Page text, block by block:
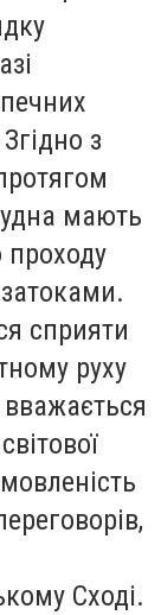
з
мають
проходу
сприяти
руху
Сході.